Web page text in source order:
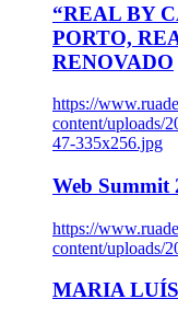
“REAL BY
PORTO,
RENOVADO
https://
content/uploads/
47-335x256.jpg
Web Summit
https://
content/uploads/
MARIA